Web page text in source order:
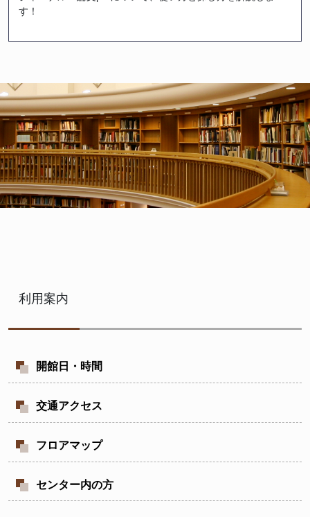
す！
利用案内
開館日・時間
交通アクセス
フロアマップ
センター内の方